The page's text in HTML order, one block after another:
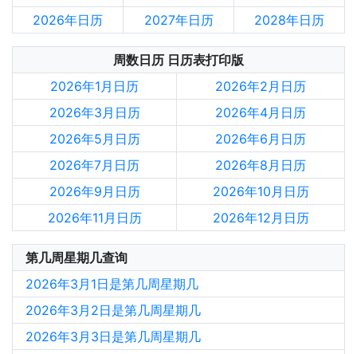
2026年日历
2027年日历 2028年日历
周数日历 日历表打印版
2026年1月日历
2026年2月日历
2026年3月日历
2026年4月日历
2026年5月日历
2026年6月日历
2026年7月日历
2026年8月日历
2026年9月日历
2026年10月日历
2026年11月日历
2026年12月日历
第几周星期几查询
2026年3月1日是第几周星期几
2026年3月2日是第几周星期几
2026年3月3日是第几周星期几